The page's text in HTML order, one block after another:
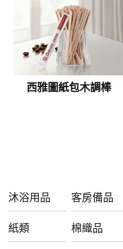
西雅圖紙包木調棒
沐浴用品 客房備品
紙類 棉織品